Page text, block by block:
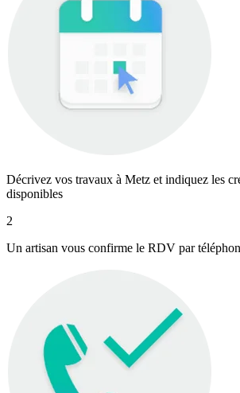
Décrivez vos travaux à Metz et indiquez les
disponibles
2
Un artisan vous confirme le RDV par